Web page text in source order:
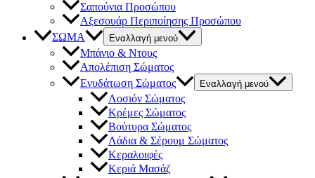
Σαπούνια Προσώπου
Αξεσουάρ Περιποίησης Προσώπου
ΣΩΜΑ
Εναλλαγή μενού
Μπάνιο & Ντους
Απολέπιση Σώματος
Ενυδάτωση Σώματος
Εναλλαγή μενού
Λοσιόν Σώματος
Κρέμες Σώματος
Βούτυρα Σώματος
Λάδια & Σέρουμ Σώματος
Κεραλοιφές
Κεριά Μασάζ